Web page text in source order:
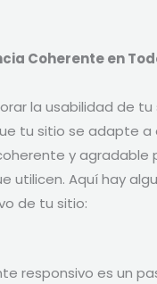
Coherente en
la usabilidad de tu
tu sitio se adapte
y agradable
utilicen. Aquí hay
de tu sitio:
responsivo es un